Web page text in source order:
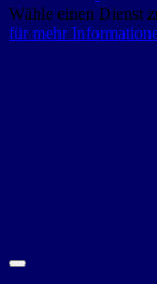
Wähle einen Dienst
für mehr